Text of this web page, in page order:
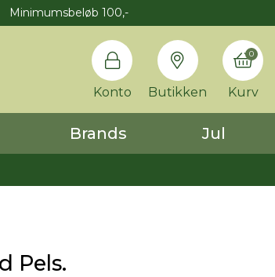
Minimumsbeløb 100,-
Konto Butikken Kurv
0
Brands Jul
Pels.